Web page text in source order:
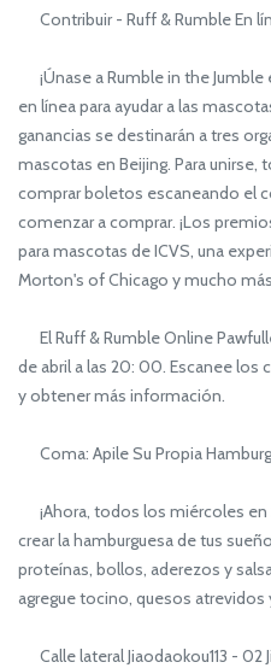
Contribuir - Ruff & Rumble En
¡Únase a Rumble in the Jumble
en línea para ayudar a las
ganancias se destinarán a tres
mascotas en Beijing. Para unirse,
comprar boletos escaneando el
comenzar a comprar. ¡Los
para mascotas de ICVS, una
Morton's of Chicago y mucho
El Ruff & Rumble Online
de abril a las 20: 00. Escanee los
y obtener más información.
Coma: Apile Su Propia
¡Ahora, todos los miércoles en
crear la hamburguesa de tus
proteínas, bollos, aderezos y
agregue tocino, quesos atrevidos
Calle lateral Jiaodaokou113 -